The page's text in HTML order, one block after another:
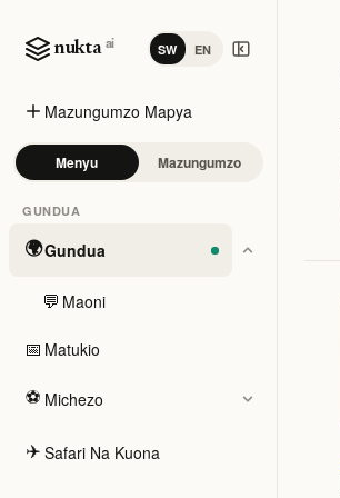
nukta ai SW EN
Mazungumzo Mapya
Menyu Mazungumzo
GUNDUA
🌍Gundua
💬 Maoni
📅 Matukio
⚽ Michezo
✈️ Safari Na Kuona